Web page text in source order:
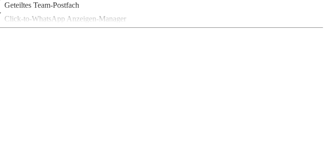
Geteiltes Team-Postfach
Click-to-WhatsApp Anzeigen-Manager